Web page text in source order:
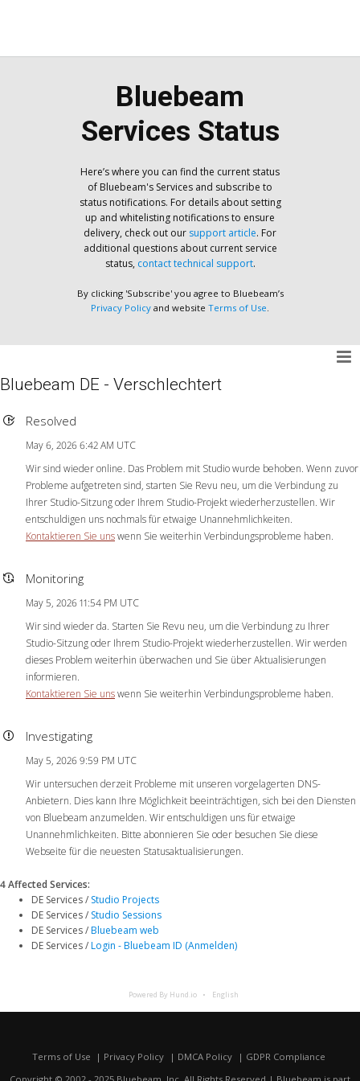
Bluebeam
Services Status
Here’s where you can find the current status
of Bluebeam's Services and subscribe to
status notifications. For details about setting
up and whitelisting notifications to ensure
delivery, check out our support article. For
additional questions about current service
status, contact technical support.
By clicking 'Subscribe' you agree to Bluebeam’s
Privacy Policy and website Terms of Use
Bluebeam DE - Verschlechtert
Resolved
May 6, 2026 6:42 AM UTC
Wir sind wieder online. Das Problem mit Studio wurde behoben. Wenn zuvor
Probleme aufgetreten sind, starten Sie Revu neu, um die Verbindung zu
Ihrer Studio-Sitzung oder Ihrem Studio-Projekt wiederherzustellen. Wir
entschuldigen uns nochmals für etwaige Unannehmlichkeiten.
Kontaktieren Sie unswenn Sie weiterhin Verbindungsprobleme haben.
Monitoring
May 5, 2026 11:54 PM UTC
Wir sind wieder da. Starten Sie Revu neu, um die Verbindung zu Ihrer
Studio-Sitzung oder Ihrem Studio-Projekt wiederherzustellen. Wir werden
dieses Problem weiterhin überwachen und Sie über Aktualisierungen
informieren.
Kontaktieren Sie unswenn Sie weiterhin Verbindungsprobleme haben.
Investigating
May 5, 2026 9:59 PM UTC
Wir untersuchen derzeit Probleme mit unseren vorgelagerten DNS-
Anbietern. Dies kann Ihre Möglichkeit beeinträchtigen, sich bei den Diensten
von Bluebeam anzumelden. Wir entschuldigen uns für etwaige
Unannehmlichkeiten. Bitte abonnieren Sie oder besuchen Sie diese
Webseite für die neuesten Statusaktualisierungen.
4 Affected Services:
DE Services / Studio Projects
DE Services / Studio Sessions
DE Services /Bluebeam web
DE Services /Login - Bluebeam ID (Anmelden)
Powered By Hund.io English
Terms of Use Privacy Policy DMCA Policy
GDPR Compliance